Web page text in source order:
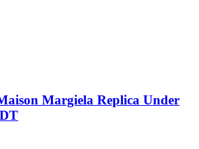
Margiela Replica Under